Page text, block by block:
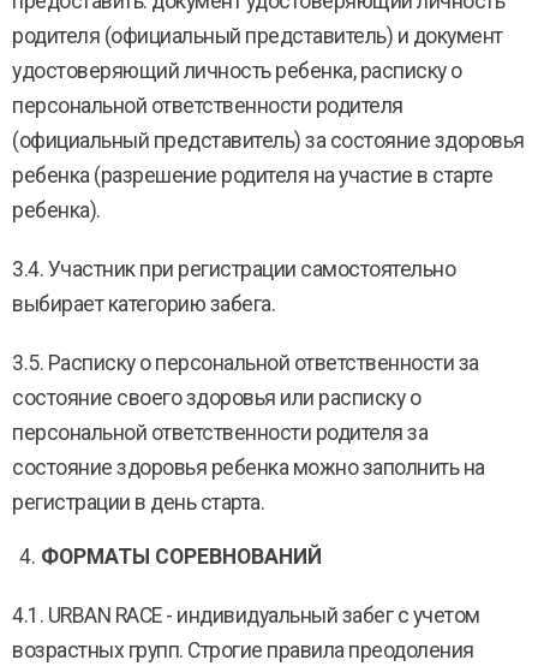
родителя (официальный представитель) и документ
удостоверяющий личность ребенка, расписку о
персональной ответственности родителя
(официальный представитель) за состояние здоровья
ребенка (разрешение родителя на участие в старте
ребенка).
3.4. Участник при регистрации самостоятельно
выбирает категорию забега.
3.5. Расписку о персональной ответственности за
состояние своего здоровья или расписку о
персональной ответственности родителя за
состояние здоровья ребенка можно заполнить на
регистрации в день старта.
ФОРМАТЫ СОРЕВНОВАНИЙ
4.1. URBAN RACE - индивидуальный забег с учетом
возрастных групп. Строгие правила преодоления